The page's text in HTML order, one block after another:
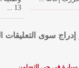
13 ...
إدراج سوى التعليقات